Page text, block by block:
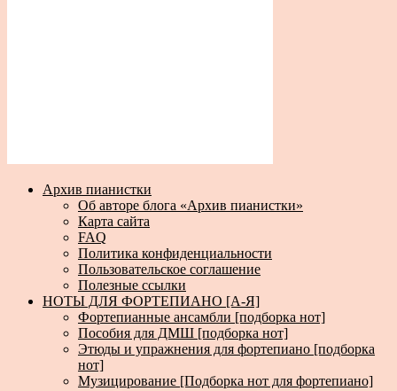
Архив пианистки
Об авторе блога «Архив пианистки»
Карта сайта
FAQ
Политика конфиденциальности
Пользовательское соглашение
Полезные ссылки
НОТЫ ДЛЯ ФОРТЕПИАНО [А-Я]
Фортепианные ансамбли [подборка нот]
Пособия для ДМШ [подборка нот]
Этюды и упражнения для фортепиано [подборка
нот]
Музицирование [Подборка нот для фортепиано]